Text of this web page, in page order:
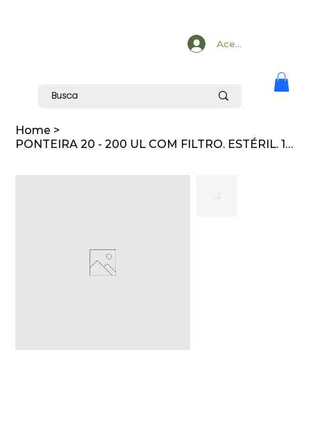
Acesse
Home >
PONTEIRA 20 - 200 UL COM FILTRO. ESTÉRIL. 1000 UN/PCT